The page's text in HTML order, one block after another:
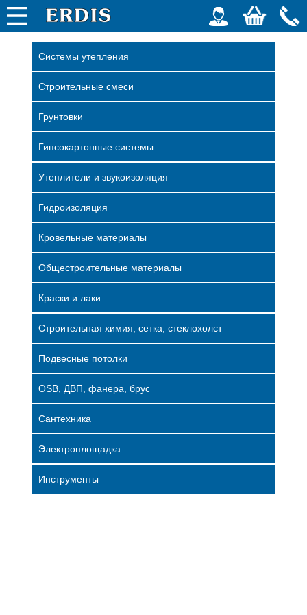
Системы утепления
Строительные смеси
Грунтовки
Гипсокартонные системы
Утеплители и звукоизоляция
Гидроизоляция
Кровельные материалы
Общестроительные материалы
Краски и лаки
Строительная химия, сетка, стеклохолст
Подвесные потолки
OSB, ДВП, фанера, брус
Сантехника
Электроплощадка
Инструменты